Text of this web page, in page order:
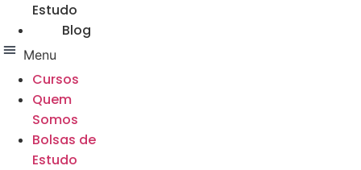
Estudo
Blog
Menu
Cursos
Quem
Somos
Bolsas de
Estudo